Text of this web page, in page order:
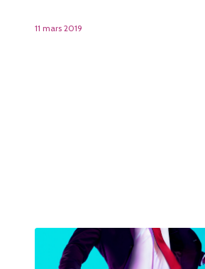
11 mars 2019